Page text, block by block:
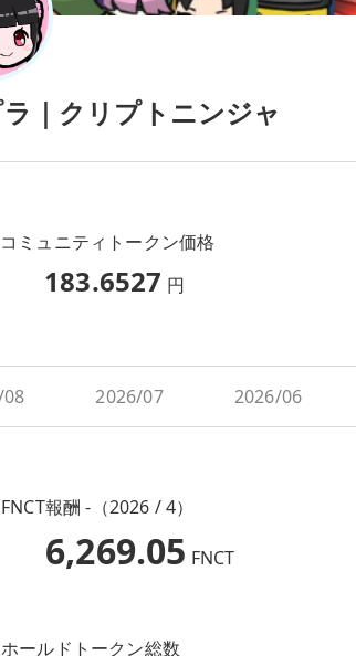
｜クリプトニンジャ
コミュニティトークン価格
183.6527 円
2026/07 2026/06
FNCT報酬 -（2026 / 4）
6,269.05 FNCT
ホールドトークン総数